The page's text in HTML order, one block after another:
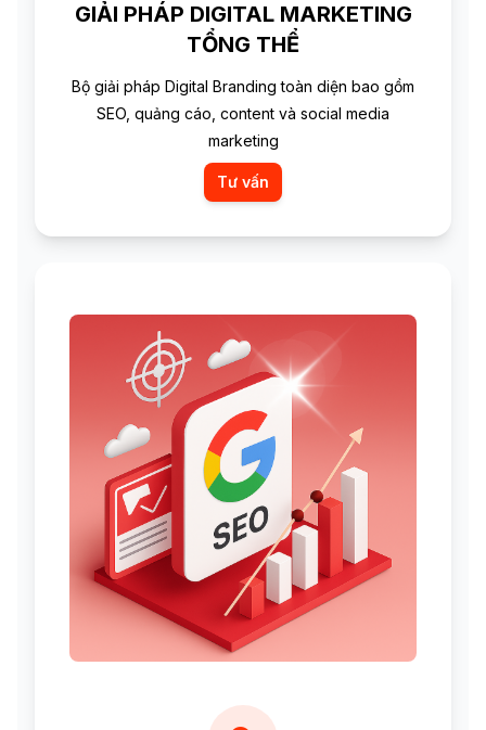
GIẢI PHÁP DIGITAL MARKETING
TỔNG THỂ
Bộ giải pháp Digital Branding toàn diện bao gồm
SEO, quảng cáo, content và social media
marketing
Tư vấn